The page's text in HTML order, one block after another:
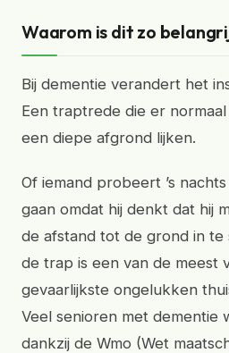
Waarom is dit zo
Bij dementie verandert het
Een traptrede die er
een diepe afgrond lijken.
Of iemand probeert ’s
gaan omdat hij denkt dat hij
de afstand tot de grond in te
de trap is een van de meest
gevaarlijkste ongelukken
Veel senioren met dementie
dankzij de Wmo (Wet